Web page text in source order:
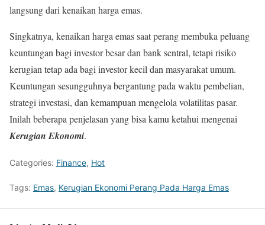
langsung dari kenaikan harga emas.
Singkatnya, kenaikan harga emas saat perang membuka peluang
keuntungan bagi investor besar dan bank sentral, tetapi risiko
kerugian tetap ada bagi investor kecil dan masyarakat umum.
Keuntungan sesungguhnya bergantung pada waktu pembelian,
strategi investasi, dan kemampuan mengelola volatilitas pasar.
Inilah beberapa penjelasan yang bisa kamu ketahui mengenai
Kerugian Ekonomi.
Categories: Finance, Hot
Tags: Emas, Kerugian Ekonomi Perang Pada Harga Emas